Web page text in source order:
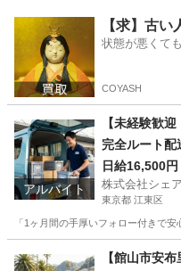
ドライバー
【求】古
状態が悪くて
COYASH
アルバイト
【未経験歓
完全ルート
距離は毎日
日給16,500円
株式会社シェ
東京都 江東区
「1ヶ月間の手厚いフォロー付きで
ドライバー
【館山市安